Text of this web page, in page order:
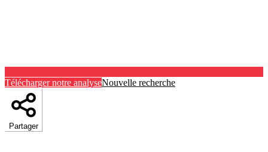
Télécharger notre analyseNouvelle recherche
Partager